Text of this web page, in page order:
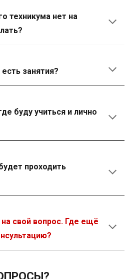
техникума нет на
занятия?
буду учиться и лично
проходить
свой вопрос. Где ещё